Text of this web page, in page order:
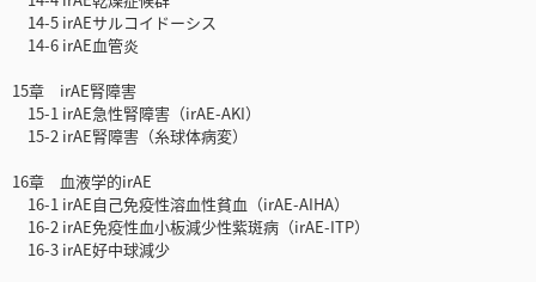
14-5 irAEサルコイドーシス
14-6 irAE血管炎
15章 irAE腎障害
15-1 irAE急性腎障害（irAE-AKI）
15-2 irAE腎障害（糸球体病変）
16章 血液学的irAE
16-1 irAE自己免疫性溶血性貧血（irAE-AIHA）
16-2 irAE免疫性血小板減少性紫斑病（irAE-ITP）
16-3 irAE好中球減少